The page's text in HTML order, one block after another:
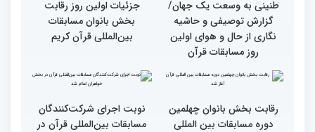
اجرای طرح «قرآن بخوان،
جایزه بگیر» در حاشیه
برگزاری مسابقات بین‌المللی
قرآن
میزبانی عالی ایران برای
مسابقات بین‌المللی قرآن/
تجربه زیاد ایران در برگزاری
طنینی به وسعت یک جهان/
گزارش توصیفی و حاشیه
جزئیات اولین روز رقابت
بخش بانوان مسابقات